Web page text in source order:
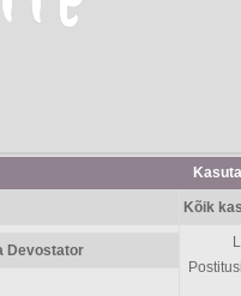
Kõik
Devostator